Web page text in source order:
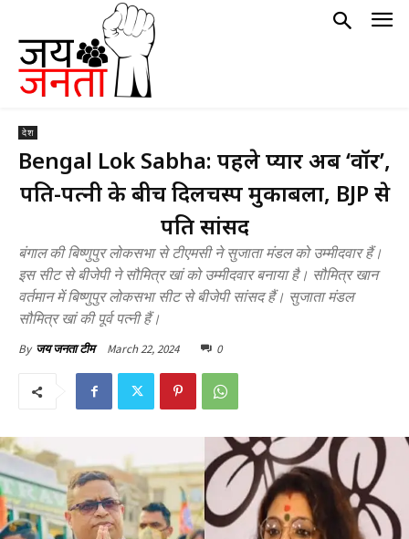
देश
Bengal Lok Sabha: पहले प्यार अब ‘वॉर’,
पति-पत्नी के बीच दिलचस्प मुकाबला, BJP से
पति सांसद
बंगाल की बिष्णुपुर लोकसभा से टीएमसी ने सुजाता मंडल को उम्मीदवार हैं।
इस सीट से बीजेपी ने सौमित्र खां को उम्मीदवार बनाया है। सौमित्र खान
वर्तमान में बिष्णुपुर लोकसभा सीट से बीजेपी सांसद हैं। सुजाता मंडल
सौमित्र खां की पूर्व पत्नी हैं।
By जय जनता टीम March 22, 2024 0